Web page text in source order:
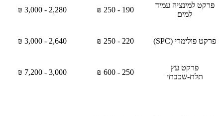
פרקט למינציה עמיד
למים
190 - 250 ₪
2,280 - 3,000 ₪
פרקט פולימרי (SPC) 220 - 250 ₪
2,640 - 3,000 ₪
פרקט עץ
תלת-שכבתי
250 - 600 ₪
3,000 - 7,200 ₪